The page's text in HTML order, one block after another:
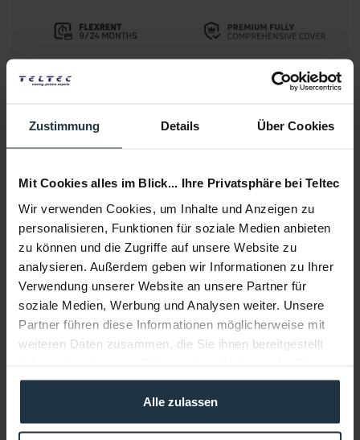
Zustimmung Details Über Cookies
Mit Cookies alles im Blick... Ihre Privatsphäre bei Teltec
Wir verwenden Cookies, um Inhalte und Anzeigen zu
personalisieren, Funktionen für soziale Medien anbieten
zu können und die Zugriffe auf unsere Website zu
analysieren. Außerdem geben wir Informationen zu Ihrer
Verwendung unserer Website an unsere Partner für
soziale Medien, Werbung und Analysen weiter. Unsere
Partner führen diese Informationen möglicherweise mit
weiteren Daten zusammen, die Sie ihnen bereitgestellt
gesammelt haben.
Alle zulassen
Delivery time:
Alternatives in stock Add to wishlist
Description
Der neue Lilliput SG-12G ist ein 4K / HD Signalgenerator
mit 12G-SDI BNC und Glasfaser (SFP)...more
Accessories
1
Accessories and recommendations